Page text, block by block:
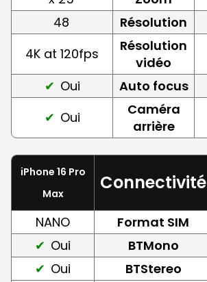
48
Résolution
4K at 120fps
Résolution
vidéo
Oui
Auto focus
Oui
Caméra
arrière
iPhone 16 Pro
Max
Connectivité
NANO Format SIM
Oui
BTMono
Oui
BTStereo